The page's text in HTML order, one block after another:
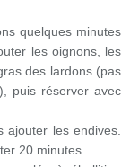
quelques minutes
les oignons, les
des lardons (pas
puis réserver avec
ajouter les endives.
20 minutes.